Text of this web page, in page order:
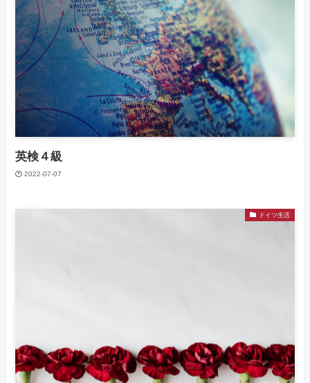
英検４級
2022-07-07
ドイツ生活